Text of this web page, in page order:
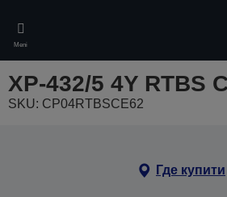
main
content
Meni
XP-432/5 4Y RTBS
SKU: CP04RTBSCE62
Где купити